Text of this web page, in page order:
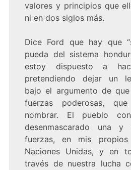
valores y principios que
ni en dos siglos más.
Dice Ford que hay que
pueda del sistema
estoy dispuesto a
pretendiendo dejar un
bajo el argumento de
fuerzas poderosas,
nombrar. El pueblo
desenmascarado una
fuerzas, en mis
Naciones Unidas, y en
través de nuestra lucha